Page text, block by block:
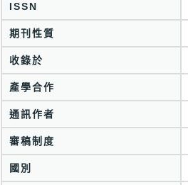
ISSN
期刊性質
收錄於
產學合作
通訊作者
審稿制度
國別